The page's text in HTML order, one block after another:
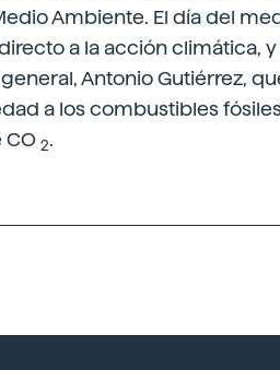
Ambiente. El día del
a la acción climática,
Antonio Gutiérrez,
a los combustibles
CO 2.